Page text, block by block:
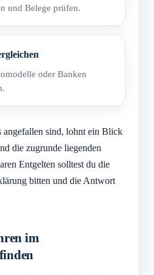
und Belege prüfen.
oder Banken
angefallen sind, lohnt ein Blick
die zugrunde liegenden
Entgelten solltest du die
bitten und die Antwort
im